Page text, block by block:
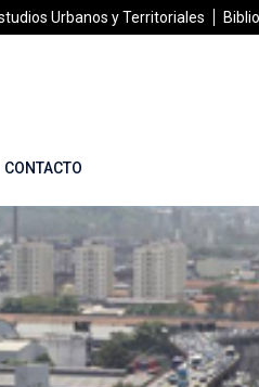
Urbanos y Territoriales
CONTACTO
urbana e dinâmica